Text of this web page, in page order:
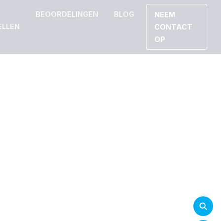
BEOORDELINGEN BLOG
NEEM
CONTACT
OP